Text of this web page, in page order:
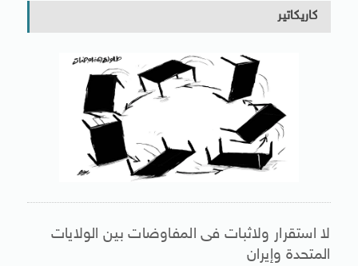
كاريكاتير
لا استقرار ولاثبات فى المفاوضات بين الولايات
المتحدة وإيران